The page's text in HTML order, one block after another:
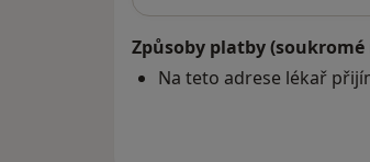
Způsoby platby (soukromé
Na teto adrese lékař